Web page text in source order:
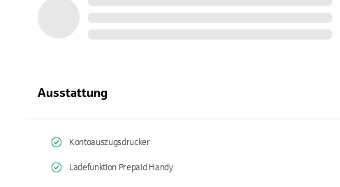
Ausstattung
Kontoauszugsdrucker
Ladefunktion Prepaid Handy